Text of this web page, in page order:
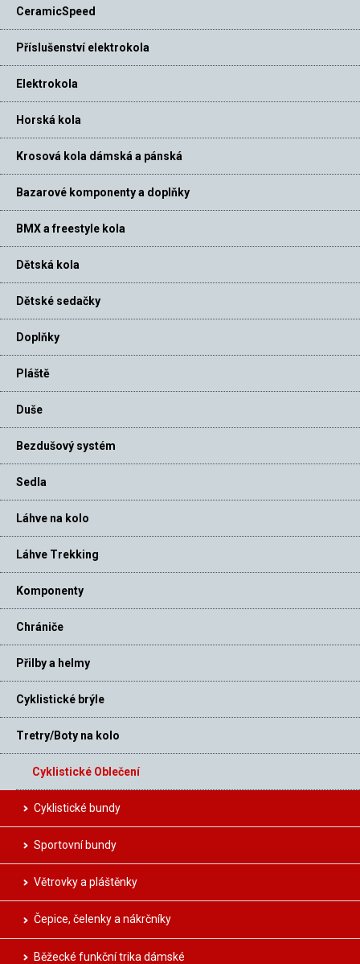
CeramicSpeed
Příslušenství elektrokola
Elektrokola
Horská kola
Krosová kola dámská a pánská
Bazarové komponenty a doplňky
BMX a freestyle kola
Dětská kola
Dětské sedačky
Doplňky
Pláště
Duše
Bezdušový systém
Sedla
Láhve na kolo
Láhve Trekking
Komponenty
Chrániče
Přilby a helmy
Cyklistické brýle
Tretry/Boty na kolo
Cyklistické Oblečení
Cyklistické bundy
Sportovní bundy
Větrovky a pláštěnky
Čepice, čelenky a nákrčníky
Běžecké funkční trika dámské